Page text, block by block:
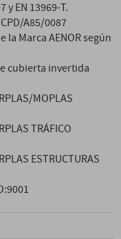
y EN 13969-T.
A85/0087
Marca AENOR según
cubierta invertida
MOPLAS
TRÁFICO
ESTRUCTURAS